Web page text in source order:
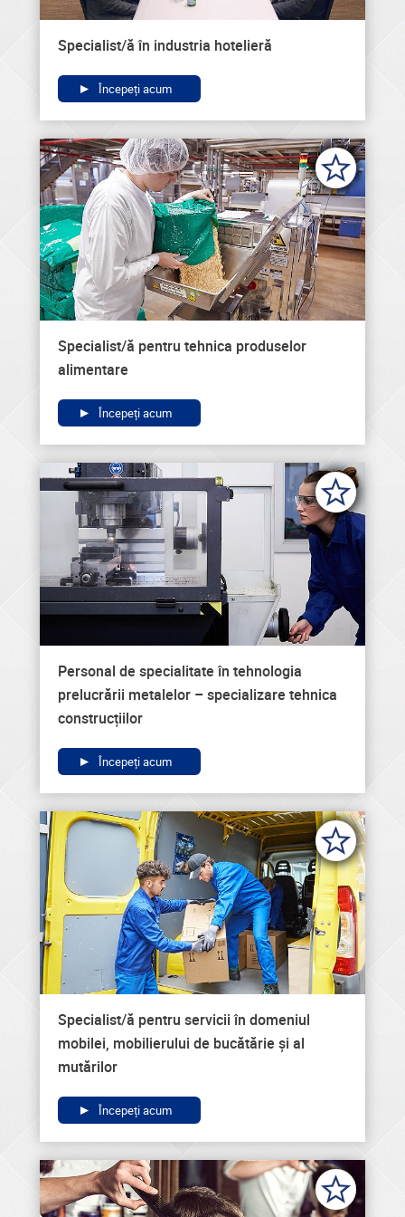
Specialist/ă în industria hotelieră
Începeți acum
Specialist/ă pentru tehnica produselor
alimentare
Începeți acum
Personal de specialitate în tehnologia
prelucrării metalelor – specializare tehnica
construcțiilor
Începeți acum
Specialist/ă pentru servicii în domeniul
mobilei, mobilierului de bucătărie și al
mutărilor
Începeți acum